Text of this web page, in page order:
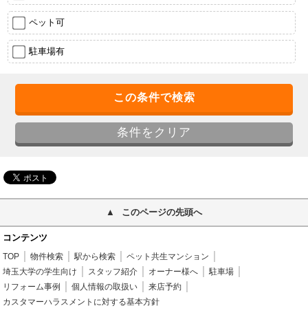
ペット可
駐車場有
このページの先頭へ
コンテンツ
TOP 物件検索 駅から検索
ペット共生マンション
埼玉大学の学生向け
スタッフ紹介 オーナー様へ
駐車場
リフォーム事例
個人情報の取扱い
来店予約
カスタマーハラスメントに対する基本方針